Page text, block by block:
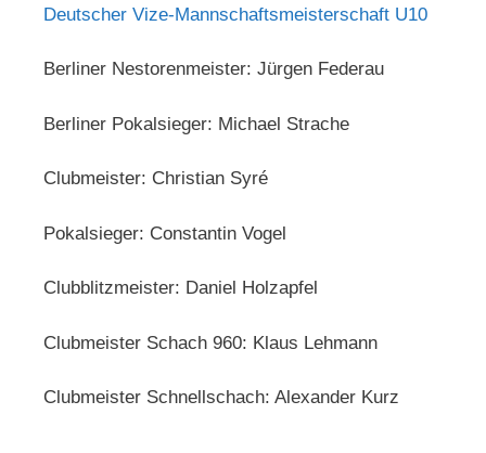
Deutscher Vize-Mannschaftsmeisterschaft U10
Berliner Nestorenmeister: Jürgen Federau
Berliner Pokalsieger: Michael Strache
Clubmeister: Christian Syré
Pokalsieger: Constantin Vogel
Clubblitzmeister: Daniel Holzapfel
Clubmeister Schach 960: Klaus Lehmann
Clubmeister Schnellschach: Alexander Kurz